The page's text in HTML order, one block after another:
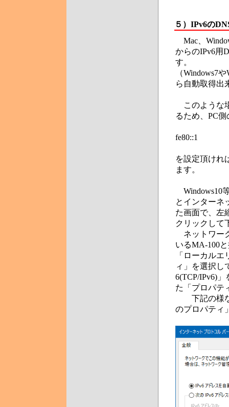
５）IPv6の
Mac、
からのIPv6用
す。
（Windows7
ら自動取得出
このような
るため、PC
fe80::1
を設定頂けれ
ます。
Windows10
とインターネ
た画面で、左
クリックして
ネットワー
いるMA-100
「ローカル
ィ」を選択し
6(TCP/IPv6)
た「プロパテ
下記の様な
のプロパティ